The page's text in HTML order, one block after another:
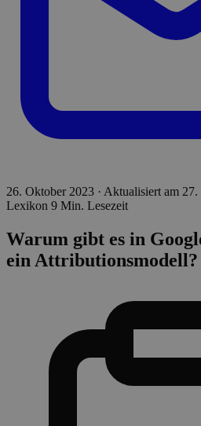
26. Oktober 2023 · Aktualisiert am 27.
Lexikon 9 Min. Lesezeit
Warum gibt es in
ein Attributionsmodell?